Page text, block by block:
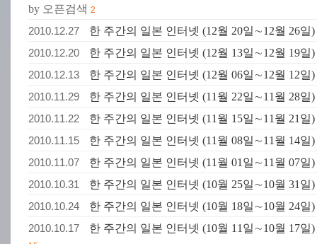
by 오픈검색 2
2010.12.27
한 주간의 일본 인터넷 (12월 20일∼12월 26일)
2010.12.20
한 주간의 일본 인터넷 (12월 13일∼12월 19일)
2010.12.13
한 주간의 일본 인터넷 (12월 06일∼12월 12일)
2010.11.29
한 주간의 일본 인터넷 (11월 22일∼11월 28일)
2010.11.22
한 주간의 일본 인터넷 (11월 15일∼11월 21일)
2010.11.15
한 주간의 일본 인터넷 (11월 08일∼11월 14일)
2010.11.07
한 주간의 일본 인터넷 (11월 01일∼11월 07일)
2010.10.31
한 주간의 일본 인터넷 (10월 25일∼10월 31일)
2010.10.24
한 주간의 일본 인터넷 (10월 18일∼10월 24일)
2010.10.17
한 주간의 일본 인터넷 (10월 11일∼10월 17일)